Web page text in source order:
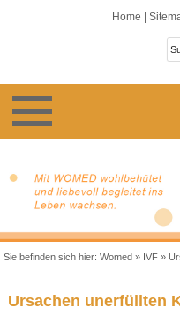
Home
Sie befinden sich hier:Womed » IVF »
Ursachen unerfüllten